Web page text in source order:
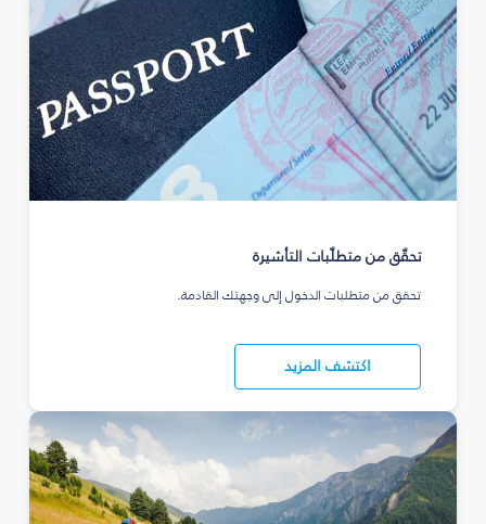
تحقّق من متطلّبات التأشيرة
تحقق من متطلبات الدخول إلى وجهتك القادمة.
اكتشف المزيد